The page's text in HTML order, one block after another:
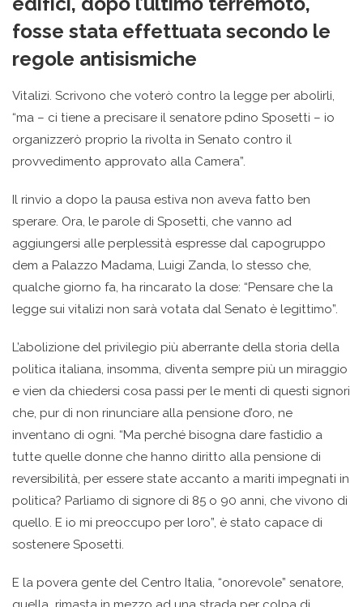
fosse stata effettuata secondo le
regole antisismiche
Vitalizi. Scrivono che voterò contro la legge per abolirli,
“ma – ci tiene a precisare il senatore pdino Sposetti – io
organizzerò proprio la rivolta in Senato contro il
provvedimento approvato alla Camera”.
Il rinvio a dopo la pausa estiva non aveva fatto ben
sperare. Ora, le parole di Sposetti, che vanno ad
aggiungersi alle perplessità espresse dal capogruppo
dem a Palazzo Madama, Luigi Zanda, lo stesso che,
qualche giorno fa, ha rincarato la dose: “Pensare che la
legge sui vitalizi non sarà votata dal Senato è legittimo”.
L’abolizione del privilegio più aberrante della storia della
politica italiana, insomma, diventa sempre più un miraggio
e vien da chiedersi cosa passi per le menti di questi signori
che, pur di non rinunciare alla pensione d’oro, ne
inventano di ogni. “Ma perché bisogna dare fastidio a
tutte quelle donne che hanno diritto alla pensione di
reversibilità, per essere state accanto a mariti impegnati in
politica? Parliamo di signore di 85 o 90 anni, che vivono di
quello. E io mi preoccupo per loro”, è stato capace di
sostenere Sposetti.
E la povera gente del Centro Italia, “onorevole” senatore,